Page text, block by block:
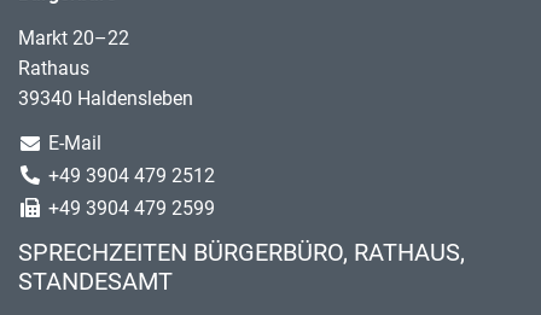
Markt 20–22
Rathaus
39340 Haldensleben
E-Mail
+49 3904 479 2512
+49 3904 479 2599
SPRECHZEITEN BÜRGERBÜRO, RATHAUS,
STANDESAMT